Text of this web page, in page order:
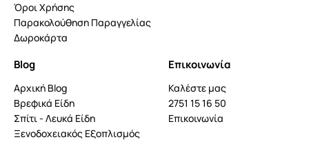
Όροι Χρήσης
Παρακολούθηση Παραγγελίας
Δωροκάρτα
Blog
Αρχική Blog
Βρεφικά Είδη
Σπίτι - Λευκά Είδη
Ξενοδοχειακός Εξοπλισμός
Επικοινωνία
Καλέστε μας
2751 15 16 50
Επικοινωνία